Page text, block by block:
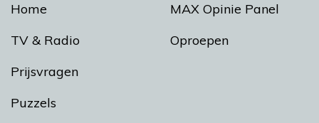
Home
TV & Radio
Prijsvragen
Puzzels
MAX Opinie Panel
Oproepen